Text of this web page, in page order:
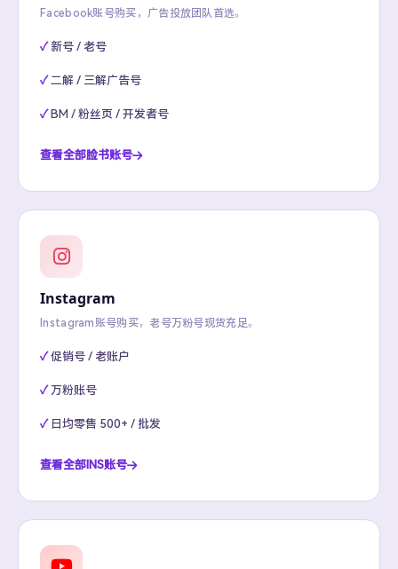
Facebook账号购买，广告投放团队首选。
新号 / 老号
二解 / 三解广告号
BM / 粉丝页 / 开发者号
查看全部脸书账号
Instagram
Instagram账号购买，老号万粉号现货充足。
促销号 / 老账户
万粉账号
日均零售 500+ / 批发
查看全部INS账号